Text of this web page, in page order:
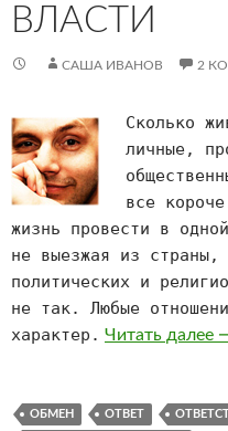
ВЛАСТИ
САША ИВАНОВ 2
Сколько
личные,
все
жизнь провести в
не выезжая из страны,
политических и
не так. Любые
характер. Читать далее
ОБМЕН ОТВЕТ